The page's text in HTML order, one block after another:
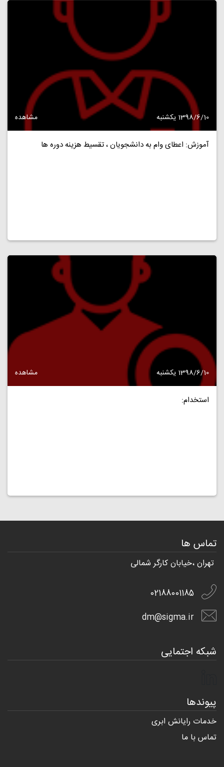
1398/6/10 یکشنبه مشاهده
آموزش: اعطای وام به دانشجویان ، تقسیط هزینه دوره ها
1398/6/10 یکشنبه مشاهده
استخدام:
تماس ها
تهران ،خیابان کارگر شمالی
02188001185
dm@sigma.ir
شبکه اجتمایی
پیوندها
خدمات رایانش ابری
تماس با ما